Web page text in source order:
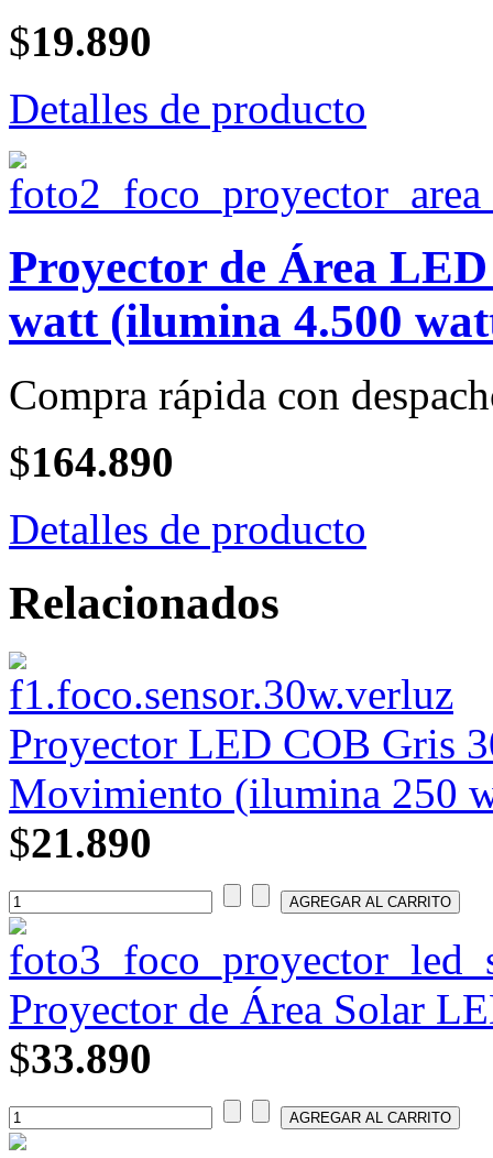
$19.890
Detalles de producto
Proyector de Área
watt (ilumina 4.500
Compra rápida con
$164.890
Detalles de producto
Relacionados
Proyector LED COB Gris
Movimiento (ilumina 250
$21.890
Proyector de Área Solar
$33.890